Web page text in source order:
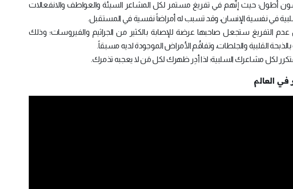
أطول؛ حيث إنَّهم في تفريغ مستمر لكل المشاعر السيئة والعواطف والانفعالات
سلبية في نفسية الإنسان، وقد تسبب له أمراضاً نفسية في المستقبل.
التفريغ ستجعل صاحبها عرضة للإصابة بالكثير من الجراثيم والفيروسات؛ وذلك
بالذبحة القلبية والجلطات، وتفاقُم الأمراض الموجودة لديه مسبقاً.
لكل مشاعرك السلبية؛ لذا أدِر ظهرك لكل مَن لا يعجبه تذمرك.
العالم